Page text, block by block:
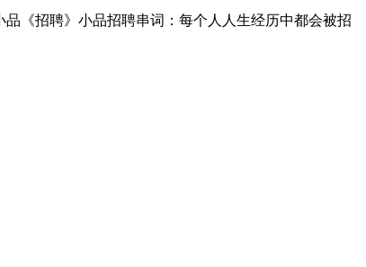
《招聘》小品招聘串词：每个人人生经历中都会被招